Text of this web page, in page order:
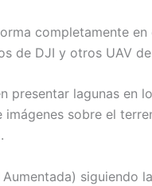
completamente
de DJI y otros UAV
presentar lagunas
sobre el
siguiendo